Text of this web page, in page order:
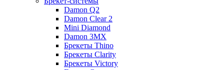
Damon Q2
Damon Clear 2
Mini Diamond
Damon 3MX
Брекеты Thino
Брекеты Clarity
Брекеты Victory